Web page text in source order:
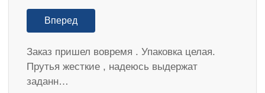
Вперед
Заказ пришел вовремя . Упаковка целая.
Прутья жесткие , надеюсь выдержат
заданн…